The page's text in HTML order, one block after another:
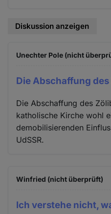
Diskussion anzeigen
Unechter Pole (nicht
Die Abschaffung
Die Abschaffung des
katholische Kirche wohl
demobilisierenden
UdSSR.
Winfried (nicht überprüft)
Ich verstehe nicht,